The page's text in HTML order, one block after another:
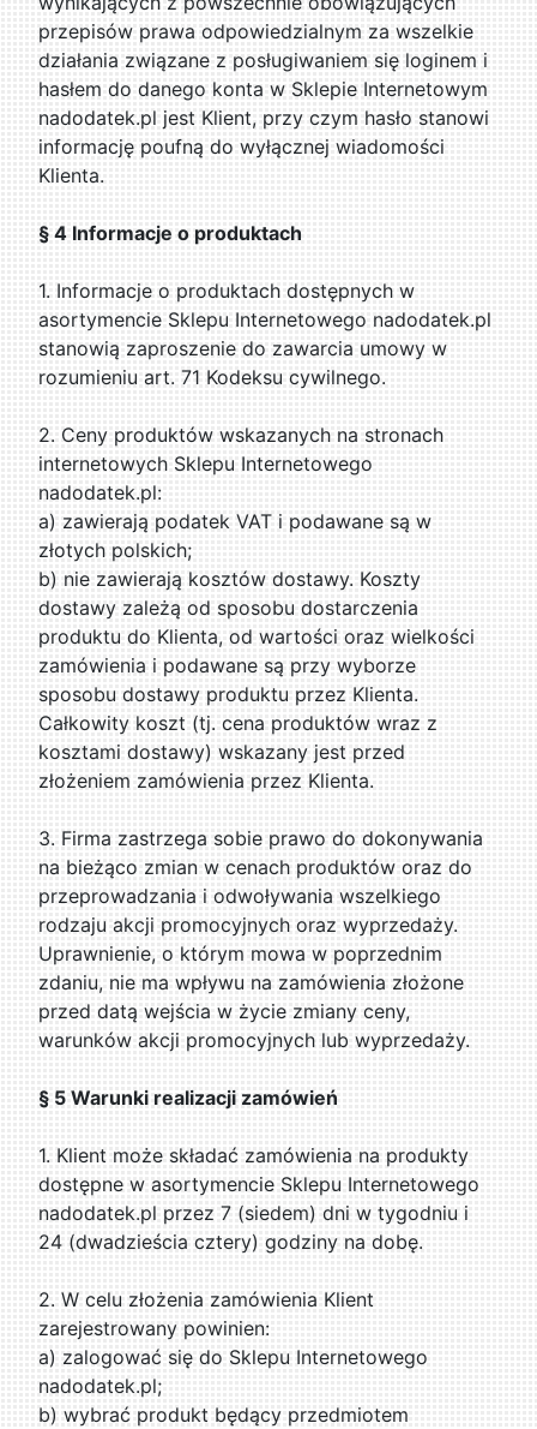
przepisów prawa odpowiedzialnym za wszelkie
działania związane z posługiwaniem się loginem i
hasłem do danego konta w Sklepie Internetowym
nadodatek.pl jest Klient, przy czym hasło stanowi
informację poufną do wyłącznej wiadomości
Klienta.
§ 4 Informacje o produktach
1. Informacje o produktach dostępnych w
asortymencie Sklepu Internetowego nadodatek.pl
stanowią zaproszenie do zawarcia umowy w
rozumieniu art. 71 Kodeksu cywilnego.
2. Ceny produktów wskazanych na stronach
internetowych Sklepu Internetowego
nadodatek.pl:
a) zawierają podatek VAT i podawane są w
złotych polskich;
b) nie zawierają kosztów dostawy. Koszty
dostawy zależą od sposobu dostarczenia
produktu do Klienta, od wartości oraz wielkości
zamówienia i podawane są przy wyborze
sposobu dostawy produktu przez Klienta.
Całkowity koszt (tj. cena produktów wraz z
kosztami dostawy) wskazany jest przed
złożeniem zamówienia przez Klienta.
3. Firma zastrzega sobie prawo do dokonywania
na bieżąco zmian w cenach produktów oraz do
przeprowadzania i odwoływania wszelkiego
rodzaju akcji promocyjnych oraz wyprzedaży.
Uprawnienie, o którym mowa w poprzednim
zdaniu, nie ma wpływu na zamówienia złożone
przed datą wejścia w życie zmiany ceny,
warunków akcji promocyjnych lub wyprzedaży.
§ 5 Warunki realizacji zamówień
1. Klient może składać zamówienia na produkty
dostępne w asortymencie Sklepu Internetowego
nadodatek.pl przez 7 (siedem) dni w tygodniu i
24 (dwadzieścia cztery) godziny na dobę.
2. W celu złożenia zamówienia Klient
zarejestrowany powinien:
a) zalogować się do Sklepu Internetowego
nadodatek.pl;
b) wybrać produkt będący przedmiotem